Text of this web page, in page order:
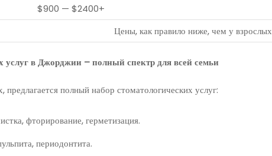
$900 — $2400+
Цены, как правило ниже, чем у взрослых
услуг в Джорджии – полный спектр для всей семьи
полный набор стоматологических услуг:
фторирование, герметизация.
периодонтита.